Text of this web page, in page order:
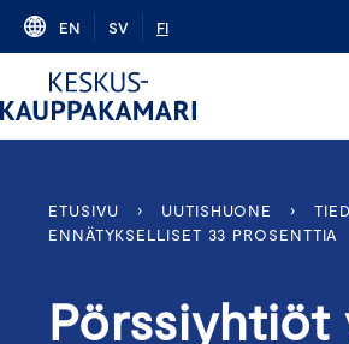
Skip
content
EN SV FI
ETUSIVU › UUTISHUONE ›
ENNÄTYKSELLISET 33 PROSENTTIA
Pörssiyhtiöt